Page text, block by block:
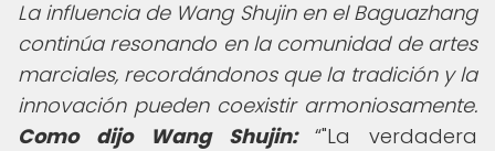
La influencia de Wang Shujin en el Baguazhang
continúa resonando en la comunidad de artes
marciales, recordándonos que la tradición y la
innovación pueden coexistir armoniosamente.
Como dijo Wang Shujin:
"La verdadera